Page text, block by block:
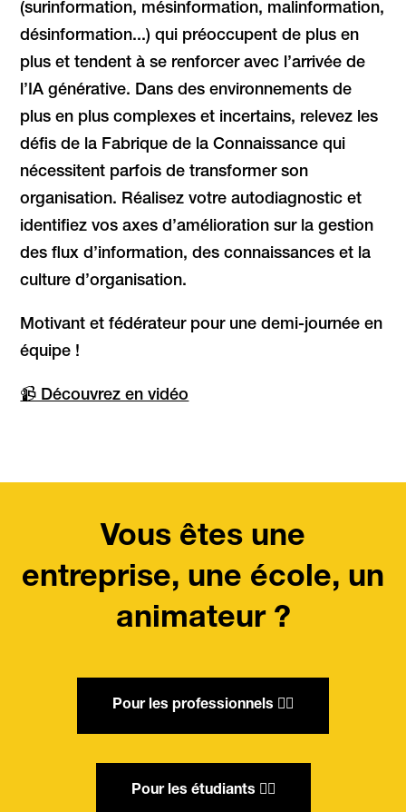
(surinformation, mésinformation, malinformation,
désinformation...) qui préoccupent de plus en
plus et tendent à se renforcer avec l’arrivée de
l’IA générative. Dans des environnements de
plus en plus complexes et incertains, relevez les
défis de la Fabrique de la Connaissance qui
nécessitent parfois de transformer son
organisation. Réalisez votre autodiagnostic et
identifiez vos axes d’amélioration sur la gestion
des flux d’information, des connaissances et la
culture d’organisation.
Motivant et fédérateur pour une demi-journée en
équipe !
📹 Découvrez en vidéo
Vous êtes une
entreprise, une école, un
animateur ?
Pour les professionnels 👉🏻
Pour les étudiants 👉🏻